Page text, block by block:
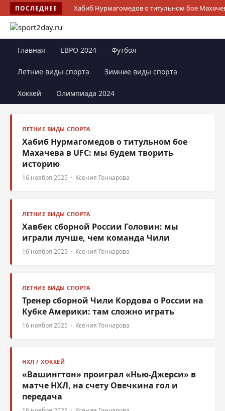
ПОСЛЕДНЕЕ Хабиб Нурмагомедов о титульном бое
Главная ЕВРО 2024 Футбол
Летние виды спорта Зимние виды спорта
Хоккей Олимпиада 2024
ЛЕТНИЕ ВИДЫ СПОРТА
Хабиб Нурмагомедов о титульном бое
Махачева в UFC: мы будем творить
историю
16 ноября 2025 · Ксения Гончарова
ЛЕТНИЕ ВИДЫ СПОРТА
Хавбек сборной России Головин: мы
играли лучше, чем команда Чили
16 ноября 2025 · Ксения Гончарова
ЛЕТНИЕ ВИДЫ СПОРТА
Тренер сборной Чили Кордова о России на
Кубке Америки: там сложно играть
16 ноября 2025 · Ксения Гончарова
НХЛ / ХОККЕЙ
«Вашингтон» проиграл «Нью-Джерси» в
матче НХЛ, на счету Овечкина гол и
передача